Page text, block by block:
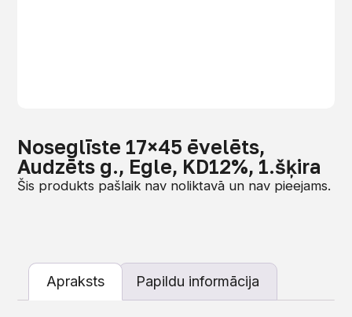
Noseglīste 17×45 ēvelēts,
Audzēts g., Egle, KD12%, 1.šķira
Šis produkts pašlaik nav noliktavā un nav pieejams.
Apraksts Papildu informācija